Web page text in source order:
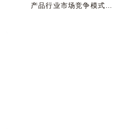
产品行业市场竞争模式及